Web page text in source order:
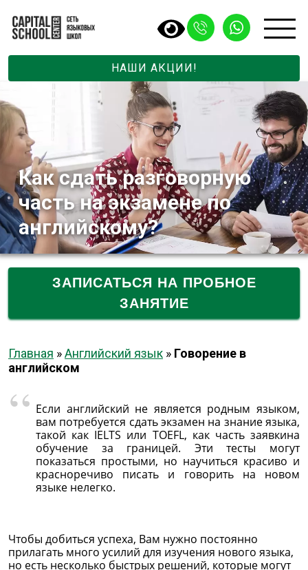
НАШИ АКЦИИ!
Как сдать разговорную
часть на экзамене по
английскому?
ЗАПИСАТЬСЯ НА ПРОБНОЕ
ЗАНЯТИЕ
Главная »Английский язык » Говорение в
английском
Если английский не является родным языком,
вам потребуется сдать экзамен на знание языка,
такой как IELTS или TOEFL, как часть заявкина
обучение за границей. Эти тесты могут
показаться простыми, но научиться красиво и
красноречиво писать и говорить на новом
языке нелегко.
Чтобы добиться успеха, Вам нужно постоянно
прилагать много усилий для изучения нового языка,
но есть несколько быстрых решений, которые могут